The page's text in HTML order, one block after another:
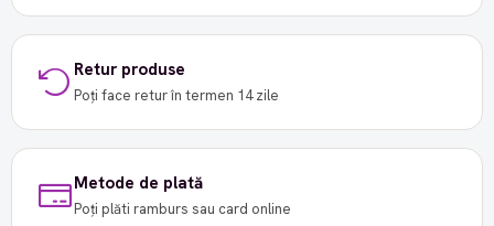
Retur produse
Poți face retur în termen 14 zile
Metode de plată
Poți plăti ramburs sau card online